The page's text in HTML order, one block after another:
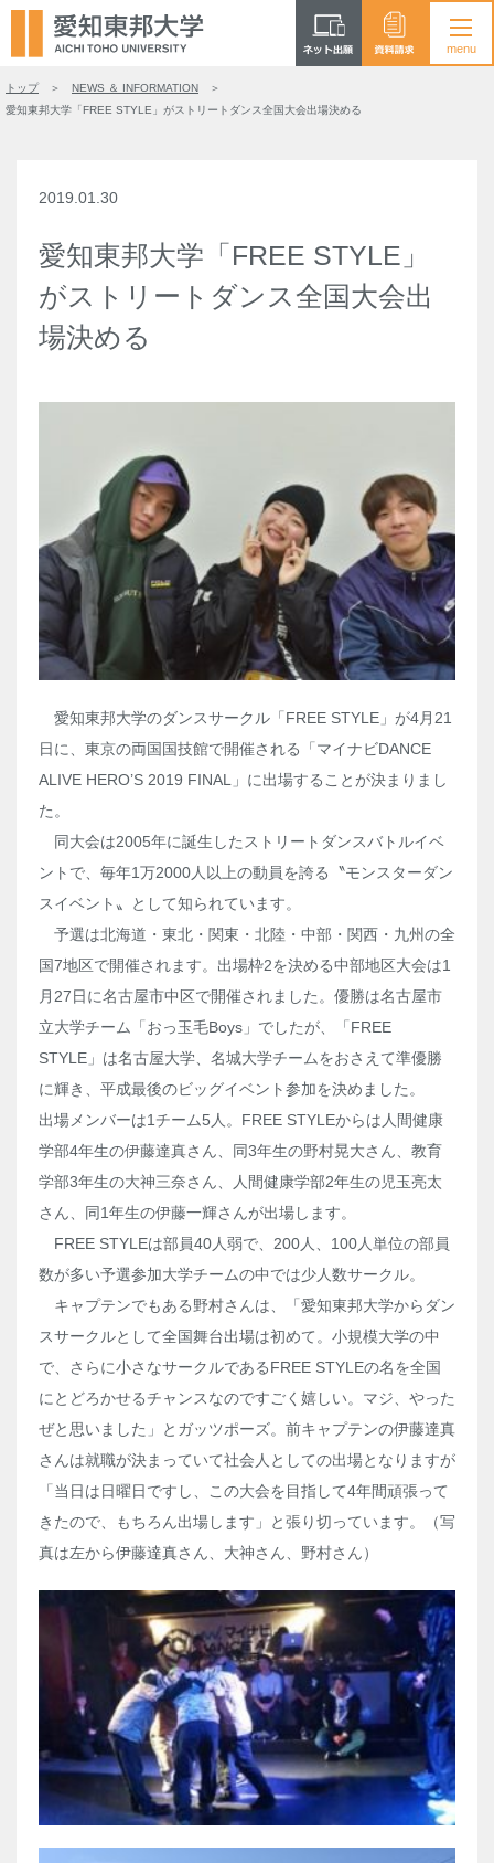
トップ
NEWS ＆ INFORMATION
愛知東邦大学「FREE STYLE」がストリートダンス全国大会出場決める
2019.01.30
愛知東邦大学「FREE STYLE」
がストリートダンス全国大会出
場決める
愛知東邦大学のダンスサークル「FREE STYLE」が4月21
日に、東京の両国国技館で開催される「マイナビDANCE
ALIVE HERO’S 2019 FINAL」に出場することが決まりまし
た。
同大会は2005年に誕生したストリートダンスバトルイベ
ントで、毎年1万2000人以上の動員を誇る〝モンスターダン
スイベント〟として知られています。
予選は北海道・東北・関東・北陸・中部・関西・九州の全
国7地区で開催されます。出場枠2を決める中部地区大会は1
月27日に名古屋市中区で開催されました。優勝は名古屋市
立大学チーム「おっ玉毛Boys」でしたが、「FREE
STYLE」は名古屋大学、名城大学チームをおさえて準優勝
に輝き、平成最後のビッグイベント参加を決めました。
出場メンバーは1チーム5人。FREE STYLEからは人間健康
学部4年生の伊藤達真さん、同3年生の野村晃大さん、教育
学部3年生の大神三奈さん、人間健康学部2年生の児玉亮太
さん、同1年生の伊藤一輝さんが出場します。
FREE STYLEは部員40人弱で、200人、100人単位の部員
数が多い予選参加大学チームの中では少人数サークル。
キャプテンでもある野村さんは、「愛知東邦大学からダン
スサークルとして全国舞台出場は初めて。小規模大学の中
で、さらに小さなサークルであるFREE STYLEの名を全国
にとどろかせるチャンスなのですごく嬉しい。マジ、やった
ぜと思いました」とガッツポーズ。前キャプテンの伊藤達真
さんは就職が決まっていて社会人としての出場となりますが
「当日は日曜日ですし、この大会を目指して4年間頑張って
きたので、もちろん出場します」と張り切っています。（写
真は左から伊藤達真さん、大神さん、野村さん）